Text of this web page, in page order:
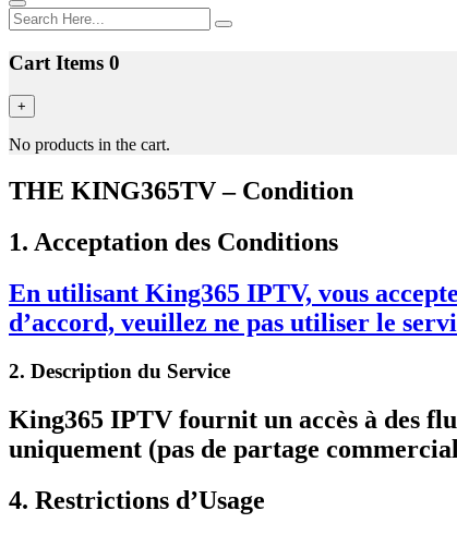
Cart Items 0
+
No products in the cart.
THE KING365TV – Condition
1. Acceptation des Conditions
En utilisant King365 IPTV, vous
d’accord, veuillez ne pas utiliser le
2. Description du Service
King365 IPTV fournit un accès à des
uniquement (pas de partage
4. Restrictions d’Usage